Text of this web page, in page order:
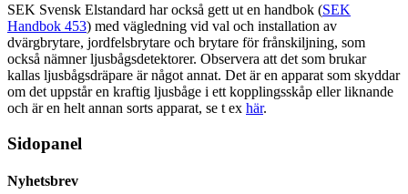
SEK Svensk Elstandard har också gett ut en handbok (SEK
Handbok 453) med vägledning vid val och installation av
dvärgbrytare, jordfelsbrytare och brytare för frånskiljning, som
också nämner ljusbågsdetektorer. Observera att det som brukar
kallas ljusbågsdräpare är något annat. Det är en apparat som skyddar
om det uppstår en kraftig ljusbåge i ett kopplingsskåp eller liknande
och är en helt annan sorts apparat, se t ex här.
Sidopanel
Nyhetsbrev